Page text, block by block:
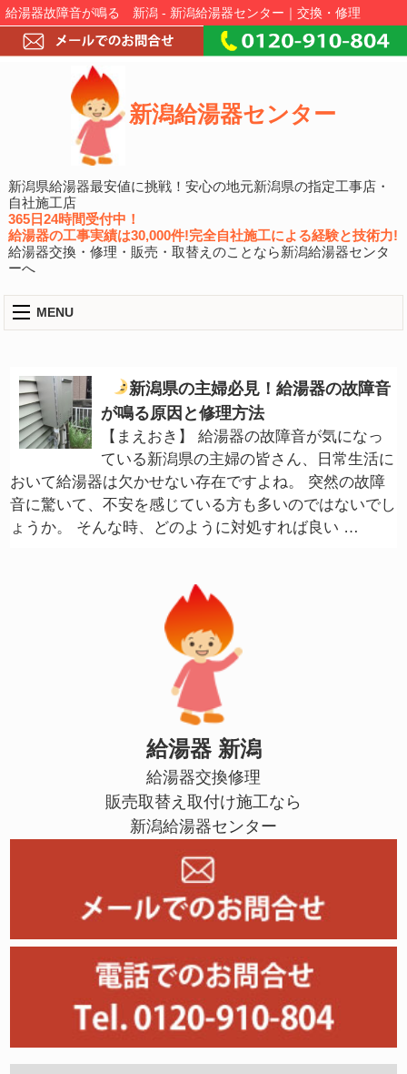
給湯器故障音が鳴る 新潟 - 新潟給湯器センター｜交換・修理
新潟給湯器センター
新潟県給湯器最安値に挑戦！安心の地元新潟県の指定工事店・
自社施工店
365日24時間受付中！
給湯器の工事実績は30,000件!完全自社施工による経験と技術力!
給湯器交換・修理・販売・取替えのことなら新潟給湯器センタ
ーへ
MENU
新潟県の主婦必見！給湯器の故障音
が鳴る原因と修理方法
【まえおき】 給湯器の故障音が気になっ
ている新潟県の主婦の皆さん、日常生活に
おいて給湯器は欠かせない存在ですよね。 突然の故障
音に驚いて、不安を感じている方も多いのではないでし
ょうか。 そんな時、どのように対処すれば良い …
給湯器 新潟
給湯器交換修理
販売取替え取付け施工なら
新潟給湯器センター